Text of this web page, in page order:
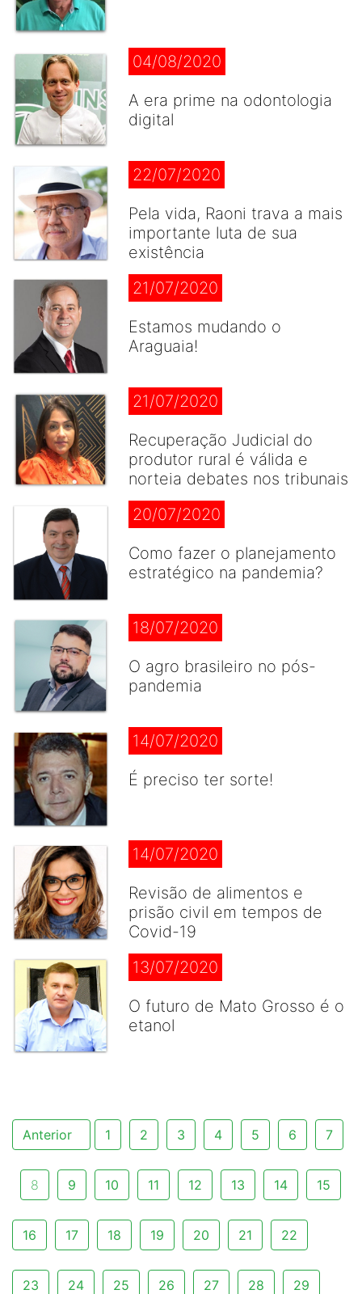
04/08/2020
A era prime na odontologia
digital
22/07/2020
Pela vida, Raoni trava a mais
importante luta de sua
existência
21/07/2020
Estamos mudando o
Araguaia!
21/07/2020
Recuperação Judicial do
produtor rural é válida e
norteia debates nos tribunais
20/07/2020
Como fazer o planejamento
estratégico na pandemia?
18/07/2020
O agro brasileiro no pós-
pandemia
14/07/2020
É preciso ter sorte!
14/07/2020
Revisão de alimentos e
prisão civil em tempos de
Covid-19
13/07/2020
O futuro de Mato Grosso é o
etanol
Anterior 1 2 3 4 5 6 7
8 9 10 11 12 13 14 15
16 17 18 19 20 21 22
23 24 25 26 27 28 29